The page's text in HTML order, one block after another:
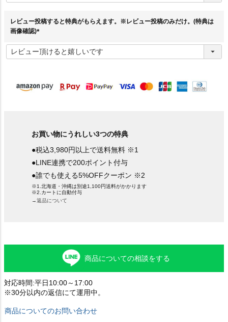
須
レビュー投稿すると特典がもらえます。※レビュー投稿のみだけ。(特典は
画像確認)
必
須
お買い物にうれしい3つの特典
●税込3,980円以上で送料無料 ※1
●LINE連携で200ポイント付与
●誰でも使える5%OFFクーポン ※2
※1.北海道・沖縄は別途1,100円送料がかかります
※2.カートに自動付与
→返品について
商品についての相談をする
対応時間:平日10:00～17:00
※30分以内の返信にて運用中。
商品についてのお問い合わせ